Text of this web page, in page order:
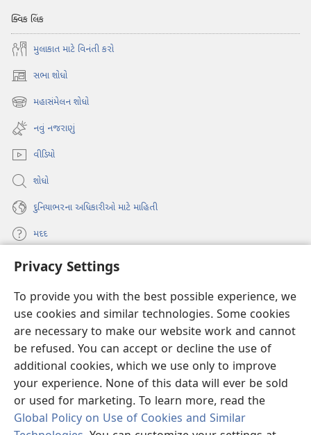
Privacy Settings
To provide you with the best possible experience, we
use cookies and similar technologies. Some cookies
are necessary to make our website work and cannot
be refused. You can accept or decline the use of
additional cookies, which we use only to improve
your experience. None of this data will ever be sold
or used for marketing. To learn more, read the
Global Policy on Use of Cookies and Similar
ક્વિક લિંક
મુલાકાત માટે વિનંતી કરો
સભા શોધો
(opens
new મહાસંમેલન શોધો
(opens
new
window)
નવું નજરાણું
વીડિયો
શોધો
દુનિયાભરના અધિકારીઓ માટે માહિતી
મદદ
દાન
new
window)વોચટાવર ઓનલાઇન લાઇબ્રેરી
(opens
new
window)JW Hub
(opens
new
window)